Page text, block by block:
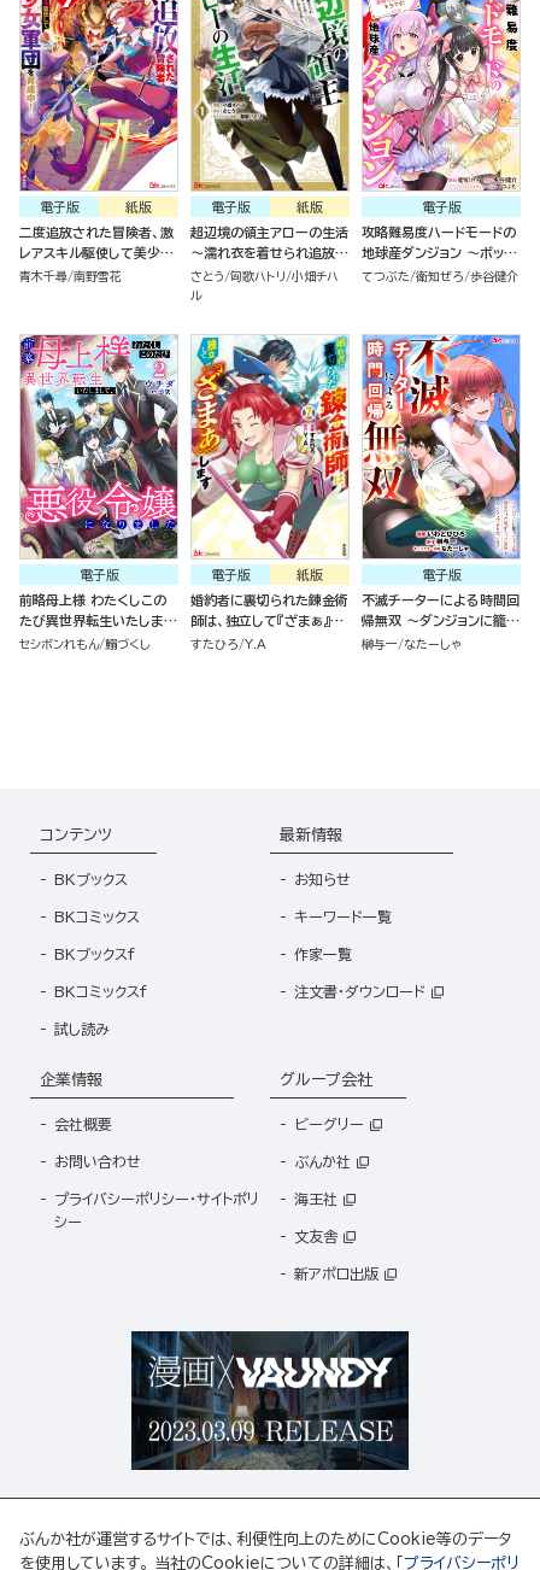
紙版
電子版
二度追放された冒険者、激
レアスキル駆使して美少女
軍団を育成中！ コミック版
青木千尋 南野雪花
紙版
電子版
超辺境の領主アローの生活
～濡れ衣を着せられ追放さ
れましたが、二人の女神と
新生活を送ります～ コミッ
さとう 匈歌ハトリ 小畑チハ
ル
電子版
攻略難易度ハードモードの
地球産ダンジョン ～ボッチ
が異世界の少女たちと、余
てつぶた 衛知ぜろ 歩谷健介
電子版
前略母上様 わたくしこの
たび異世界転生いたしまし
て、悪役令嬢になりました
セシボンれもん 鰯づくし
紙版
電子版
婚約者に裏切られた錬金術
師は、独立して『ざまぁ』し
ます（7）
すたひろ Y.A
電子版
不滅チーターによる時間回
帰無双 ～ダンジョンに籠っ
て1万年。最弱だった俺が
榊与一 なたーしゃ
コンテンツ
BKブックス
BKコミックス
BKブックスf
BKコミックスf
試し読み
最新情報
お知らせ
キーワード一覧
作家一覧
注文書・ダウンロード
企業情報
会社概要
お問い合わせ
プライバシーポリシー・サイトポリ
シー
グループ会社
ビーグリー
ぶんか社
海王社
文友舎
新アポロ出版
ぶんか社が運営するサイトでは、利便性向上のためにCookie等のデータ
を使用しています。 当社のCookieについての詳細は、「 プライバシーポリ